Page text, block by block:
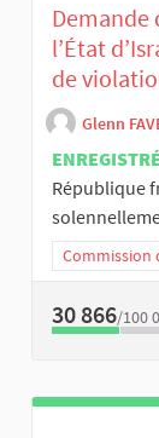
Demande
l’État
de
Glenn
République
Commission
30 866/100